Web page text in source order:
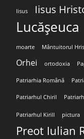
Iisus Iisus
Lucășeuca
moarte Mântuitorul
Orhei ortodoxia
Patriarhia Română
Patriarhul Chiril
Patriarhul Kirill pictura
Preot Iulian